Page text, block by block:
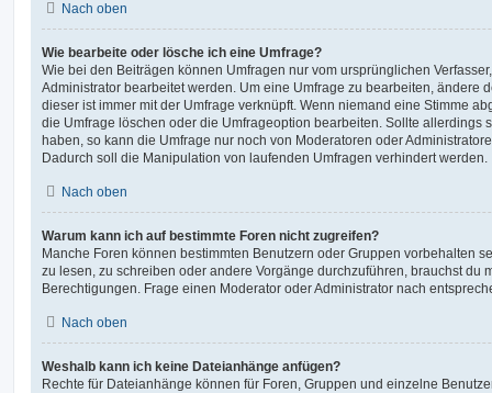
Nach oben
Wie bearbeite oder lösche ich eine Umfrage?
Wie bei den Beiträgen können Umfragen nur vom ursprünglichen
Administrator bearbeitet werden. Um eine Umfrage zu bearbeiten, ändere
dieser ist immer mit der Umfrage verknüpft. Wenn niemand eine Stimme
die Umfrage löschen oder die Umfrageoption bearbeiten. Sollte allerdings
haben, so kann die Umfrage nur noch von Moderatoren oder
Dadurch soll die Manipulation von laufenden Umfragen verhindert werden.
Nach oben
Warum kann ich auf bestimmte Foren nicht zugreifen?
Manche Foren können bestimmten Benutzern oder Gruppen vorbehalten
zu lesen, zu schreiben oder andere Vorgänge durchzuführen, brauchst du
Berechtigungen. Frage einen Moderator oder Administrator nach
Nach oben
Weshalb kann ich keine Dateianhänge anfügen?
Rechte für Dateianhänge können für Foren, Gruppen und einzelne